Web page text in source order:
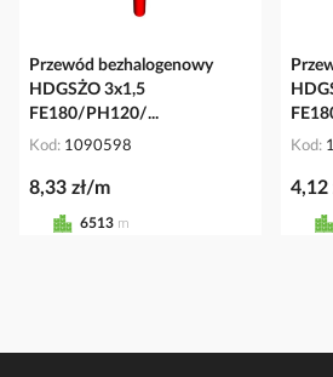
Przewód bezhalogenowy
HDGSŻO 3x1,5
FE180/PH120/...
Kod 1090598
8,33 zł/m
6513 m
Kod
4,12